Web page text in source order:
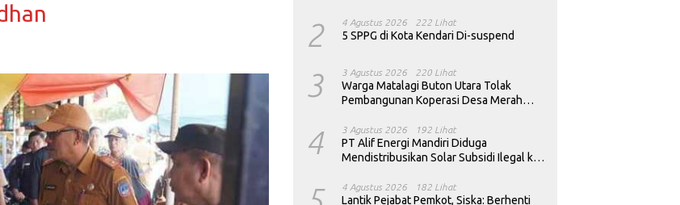
2 4 Agustus 2026 222 Lihat
5 SPPG di Kota Kendari Di-suspend
3 3 Agustus 2026 220 Lihat
Warga Matalagi Buton Utara Tolak
Pembangunan Koperasi Desa Merah
4 3 Agustus 2026 192 Lihat
PT Alif Energi Mandiri Diduga
Mendistribusikan Solar Subsidi Ilegal ke
4 Agustus 2026 182 Lihat
Lantik Pejabat Pemkot, Siska: Berhenti